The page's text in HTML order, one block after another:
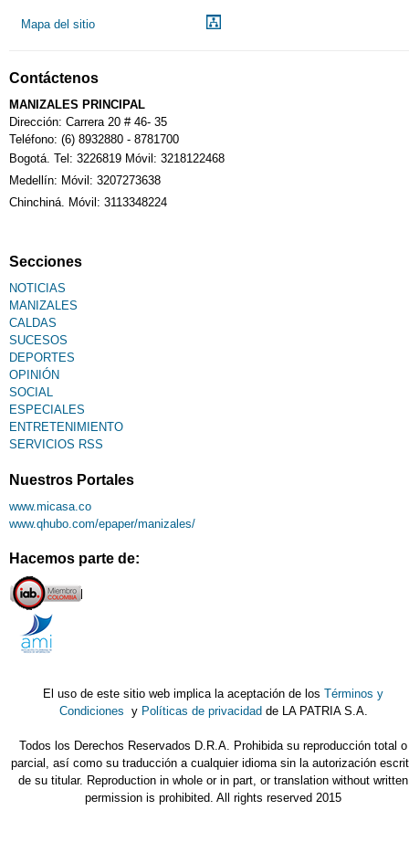
Calendario Tributario
Sudoku
Fallecimiento
Mapa del sitio
Contáctenos
MANIZALES PRINCIPAL
Dirección: Carrera 20 # 46- 35
Teléfono: (6) 8932880 - 8781700
Bogotá. Tel: 3226819 Móvil: 3218122468
Medellín: Móvil: 3207273638
Chinchiná. Móvil: 3113348224
Secciones
NOTICIAS
MANIZALES
CALDAS
SUCESOS
DEPORTES
OPINIÓN
SOCIAL
ESPECIALES
ENTRETENIMIENTO
SERVICIOS RSS
Nuestros Portales
www.micasa.co
www.qhubo.com/epaper/manizales/
Hacemos parte de:
El uso de este sitio web implica la aceptación de losTérminos y
Condiciones y Políticas de privacidad de LA PATRIA S.A.
Todos los Derechos Reservados D.R.A. Prohibida su reproducción total o
parcial, así como su traducción a cualquier idioma sin la autorización
de su titular. Reproduction in whole or in part, or translation without written
permission is prohibited. All rights reserved 2015